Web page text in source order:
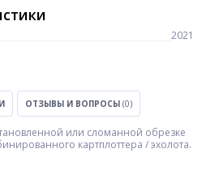
2021
ОТЗЫВЫ И ВОПРОСЫ (0)
или сломанной обрезке
картплоттера / эхолота.